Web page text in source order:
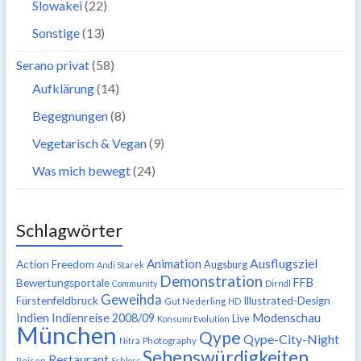
Slowakei(22)
Sonstige(13)
Serano privat(58)
Aufklärung(14)
Begegnungen(8)
Vegetarisch & Vegan(9)
Was mich bewegt(24)
Schlagwörter
Action Freedom Andi Starek Animation Augsburg Ausflugsziel
Bewertungsportale Community Demonstration Dirndl FFB
Fürstenfeldbruck Geweihda Gut Nederling HD Illustrated-Design
Indien Indienreise 2008/09 KonsumrEvolution Live Modenschau
München Nitra Photography Qype Qype-City-Night